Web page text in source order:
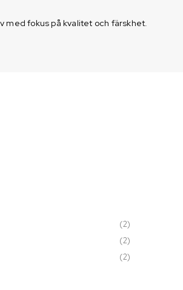
med fokus på kvalitet och färskhet.
(2)
(2)
(2)